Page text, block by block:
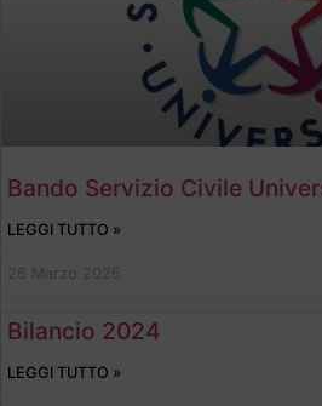
Bando Servizio Civile
LEGGI TUTTO »
26 Marzo 2026
Bilancio 2024
LEGGI TUTTO »